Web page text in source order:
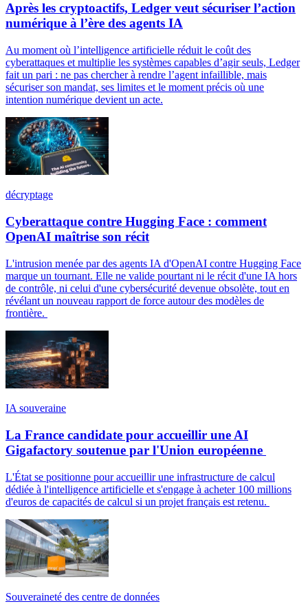
Après les cryptoactifs, Ledger veut sécuriser l’action
numérique à l’ère des agents IA
Au moment où l’intelligence artificielle réduit le coût des
cyberattaques et multiplie les systèmes capables d’agir seuls, Ledger
fait un pari : ne pas chercher à rendre l’agent infaillible, mais
sécuriser son mandat, ses limites et le moment précis où une
intention numérique devient un acte.
décryptage
Cyberattaque contre Hugging Face : comment
OpenAI maîtrise son récit
L'intrusion menée par des agents IA d'OpenAI contre Hugging Face
marque un tournant. Elle ne valide pourtant ni le récit d'une IA hors
de contrôle, ni celui d'une cybersécurité devenue obsolète, tout en
révélant un nouveau rapport de force autour des modèles de
frontière.
IA souveraine
La France candidate pour accueillir une AI
Gigafactory soutenue par l'Union européenne
L'État se positionne pour accueillir une infrastructure de calcul
dédiée à l'intelligence artificielle et s'engage à acheter 100 millions
d'euros de capacités de calcul si un projet français est retenu.
Souveraineté des centre de données